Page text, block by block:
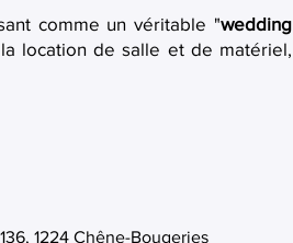
comme un véritable "wedding
location de salle et de matériel,
1224 Chêne-Bougeries